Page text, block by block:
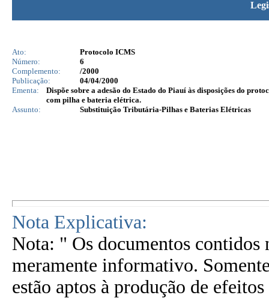
Ato:
Protocolo ICMS
Número:
6
Complemento:
/2000
Publicação:
04/04/2000
Ementa:
Dispõe sobre a adesão do Estado do Piauí às disposições do
com pilha e bateria elétrica.
Assunto:
Substituição Tributária-Pilhas e Baterias Elétricas
Nota Explicativa:
Nota: " Os documentos contidos
meramente informativo.
estão aptos à produção de